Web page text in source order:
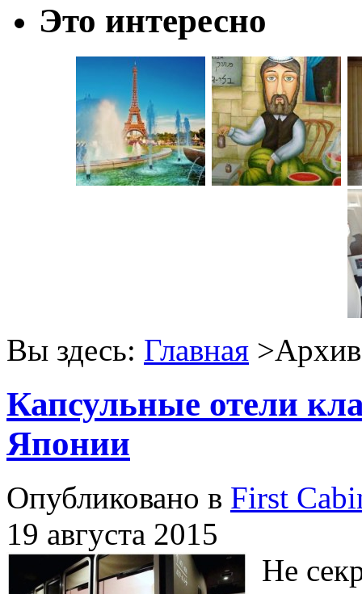
Это интересно
Вы здесь: Главная >Архив
Капсульные отели
Японии
Опубликовано в First
19 августа 2015
Не